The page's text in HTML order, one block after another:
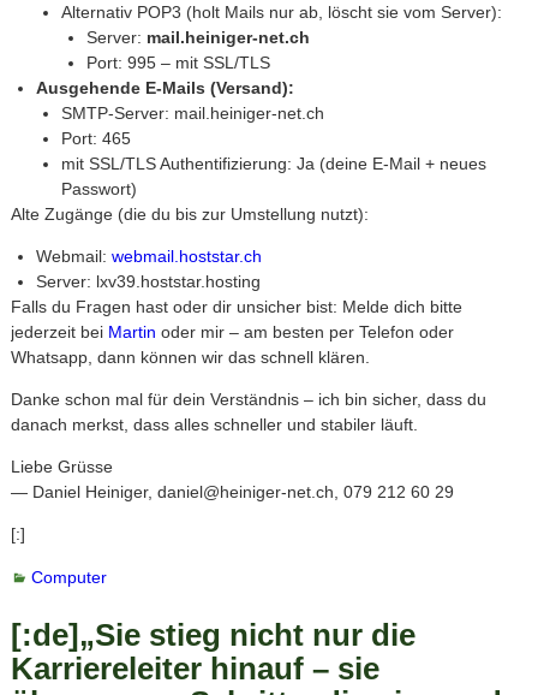
Alternativ POP3 (holt Mails nur ab, löscht sie vom Server):
Server: mail.heiniger-net.ch
Port: 995 – mit SSL/TLS
Ausgehende E-Mails (Versand):
SMTP-Server: mail.heiniger-net.ch
Port: 465
mit SSL/TLS Authentifizierung: Ja (deine E-Mail + neues
Passwort)
Alte Zugänge (die du bis zur Umstellung nutzt):
Webmail: webmail.hoststar.ch
Server: lxv39.hoststar.hosting
Falls du Fragen hast oder dir unsicher bist: Melde dich bitte
jederzeit bei Martin oder mir – am besten per Telefon oder
Whatsapp, dann können wir das schnell klären.
Danke schon mal für dein Verständnis – ich bin sicher, dass du
danach merkst, dass alles schneller und stabiler läuft.
Liebe Grüsse
— Daniel Heiniger, daniel@heiniger-net.ch, 079 212 60 29
[:]
Computer
[:de]„Sie stieg nicht nur die
Karriereleiter hinauf – sie